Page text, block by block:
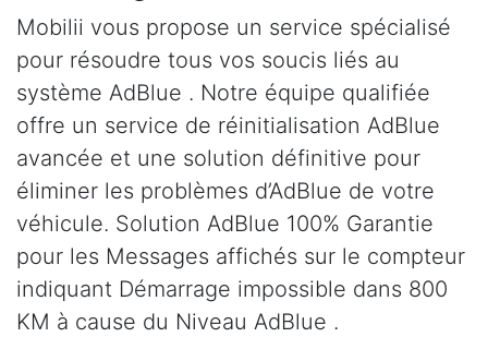
Mobilii vous propose un service spécialisé
pour résoudre tous vos soucis liés au
système AdBlue . Notre équipe qualifiée
offre un service de réinitialisation AdBlue
avancée et une solution définitive pour
éliminer les problèmes d’AdBlue de votre
véhicule. Solution AdBlue 100% Garantie
pour les Messages affichés sur le compteur
indiquant Démarrage impossible dans 800
KM à cause du Niveau AdBlue .